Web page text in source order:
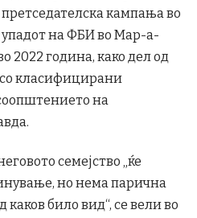
кампања во
упадот на ФБИ во Мар-а-
2022 година, како дел од
со класифицирани
на
семејство „ќе
но нема парична
било вид“, се вели во